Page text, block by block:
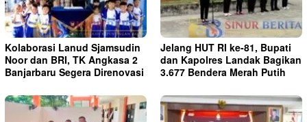
Kolaborasi Lanud Sjamsudin
Noor dan BRI, TK Angkasa 2
Banjarbaru Segera Direnovasi
Jelang HUT RI ke-81, Bupati
dan Kapolres Landak Bagikan
3.677 Bendera Merah Putih